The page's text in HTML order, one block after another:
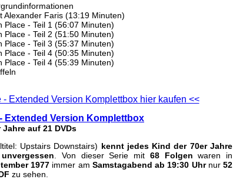
Alexander Faris (13:19 Minuten)
Place - Teil 1 (56:07 Minuten)
Place - Teil 2 (51:50 Minuten)
Place - Teil 3 (55:37 Minuten)
Place - Teil 4 (50:35 Minuten)
Place - Teil 4 (55:39 Minuten)
Extended Version Komplettbox hier kaufen <<
Extended Version Komplettbox
auf 21 DVDs
Upstairs Downstairs) kennt jedes Kind der 70er Jahre
unvergessen . Von dieser Serie mit 68 Folgen waren in
1977 immer am Samstagabend ab 19:30 Uhrnur 52
zu sehen.